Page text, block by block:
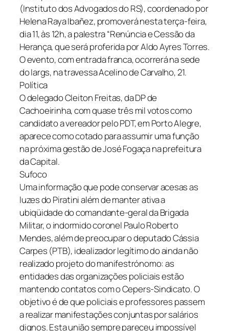
(Instituto dos Advogados do RS), coordenado por
Helena Raya Ibañez, promoverá nesta terça-feira,
dia 11, às 12h, a palestra “Renúncia e Cessão da
Herança, que será proferida por Aldo Ayres Torres.
O evento, com entrada franca, ocorrerá na sede
do Iargs, na travessa Acelino de Carvalho, 21.
Política
O delegado Cleiton Freitas, da DP de
Cachoeirinha, com quase três mil votos como
candidato a vereador pelo PDT, em Porto Alegre,
aparece como cotado para assumir uma função
na próxima gestão de José Fogaça na prefeitura
da Capital.
Sufoco
Uma informação que pode conservar acesas as
luzes do Piratini além de manter ativa a
ubiqüidade do comandante-geral da Brigada
Militar, o indormido coronel Paulo Roberto
Mendes, além de preocupar o deputado Cássia
Carpes (PTB), idealizador legítimo do ainda não
realizado projeto do manifestrónomo: as
entidades das organizações policiais estão
mantendo contatos com o Cepers-Sindicato. O
objetivo é de que policiais e professores passem
a realizar manifestações conjuntas por salários
dignos. Esta união sempre pareceu impossível